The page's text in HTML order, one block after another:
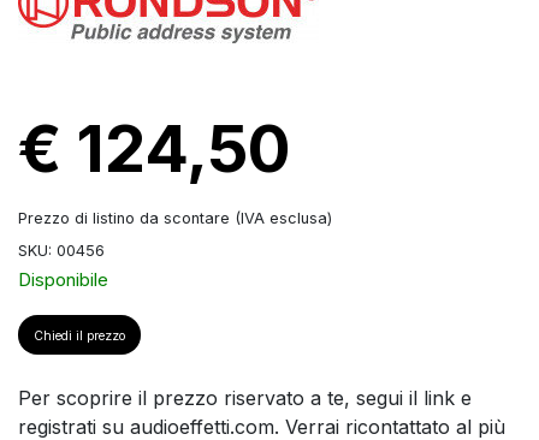
€ 124,50
Prezzo di listino da scontare (IVA esclusa)
SKU: 00456
Disponibile
Chiedi il prezzo
Per scoprire il prezzo riservato a te, segui il link e
registrati su audioeffetti.com. Verrai ricontattato al più